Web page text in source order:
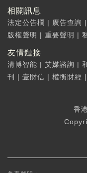
相關訊息
法定公告欄 | 廣告查詢 |
版權聲明 | 重要聲明 |
友情鏈接
清博智能 | 艾媒諮詢 |
刊
| 壹財信 | 權衡財經 |
香